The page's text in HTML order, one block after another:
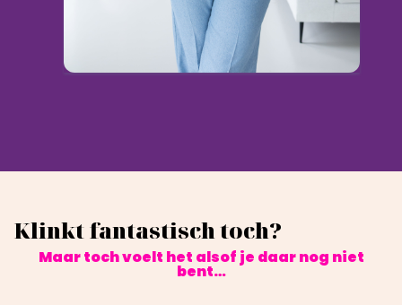
Klinkt fantastisch toch?
Maar toch voelt het alsof je daar nog niet
bent…